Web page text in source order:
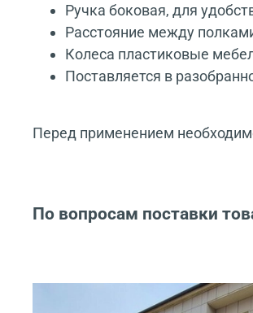
Ручка боковая, для
Расстояние между
Колеса пластиковые
Поставляется в
Перед применением
По вопросам поставки